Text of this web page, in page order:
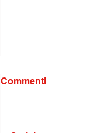
Commenti